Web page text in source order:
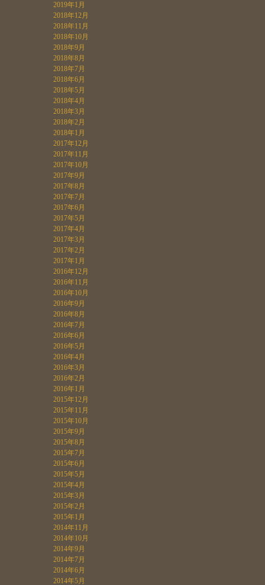
2019年1月
2018年12月
2018年11月
2018年10月
2018年9月
2018年8月
2018年7月
2018年6月
2018年5月
2018年4月
2018年3月
2018年2月
2018年1月
2017年12月
2017年11月
2017年10月
2017年9月
2017年8月
2017年7月
2017年6月
2017年5月
2017年4月
2017年3月
2017年2月
2017年1月
2016年12月
2016年11月
2016年10月
2016年9月
2016年8月
2016年7月
2016年6月
2016年5月
2016年4月
2016年3月
2016年2月
2016年1月
2015年12月
2015年11月
2015年10月
2015年9月
2015年8月
2015年7月
2015年6月
2015年5月
2015年4月
2015年3月
2015年2月
2015年1月
2014年11月
2014年10月
2014年9月
2014年7月
2014年6月
2014年5月